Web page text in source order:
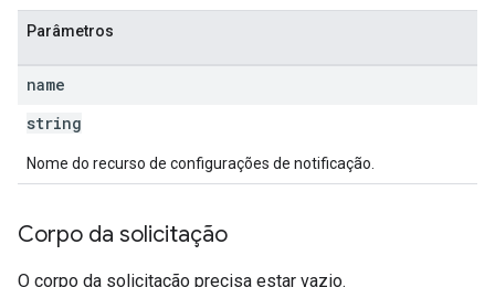
Parâmetros
name
string
Nome do recurso de configurações de notificação.
Corpo da solicitação
O corpo da solicitação precisa estar vazio.